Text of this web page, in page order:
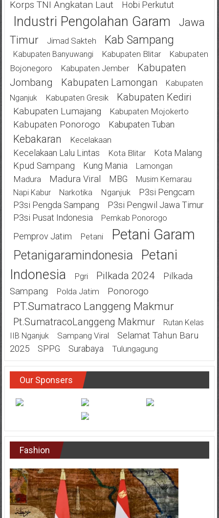
Korps TNI Angkatan Laut Hobi Perkutut
Industri Pengolahan Garam
Jawa
Timur
Jimad Sakteh Kab Sampang
Kabupaten Banyuwangi Kabupaten Blitar
Kabupaten
Bojonegoro
Kabupaten Jember
Kabupaten
Jombang
Kabupaten Lamongan
Kabupaten
Nganjuk
Kabupaten Gresik Kabupaten Kediri
Kabupaten Lumajang Kabupaten Mojokerto
Kabupaten Ponorogo Kabupaten Tuban
Kebakaran Kecelakaan
Kecelakaan Lalu Lintas Kota Blitar Kota Malang
Kpud Sampang Kung Mania Lamongan
Madura Madura Viral MBG
Musim Kemarau
Napi Kabur
Narkotika Nganjuk
P3si Pengcam
P3si Pengda Sampang
P3si Pengwil Jawa Timur
P3si Pusat Indonesia
Pemkab Ponorogo
Pemprov Jatim Petani Petani Garam
Petanigaramindonesia
Petani
Indonesia
Pgri Pilkada 2024
Pilkada
Sampang
Polda Jatim Ponorogo
PT.Sumatraco Langgeng Makmur
Pt.SumatracoLanggeng Makmur
Rutan Kelas
IIB Nganjuk
Sampang Viral
Selamat Tahun Baru
2025
SPPG Surabaya Tulungagung
Our Sponsers
Fashion